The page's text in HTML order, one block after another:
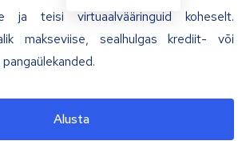
ja teisi virtuaalvääringuid koheselt.
makseviise, sealhulgas krediit- või
Alusta